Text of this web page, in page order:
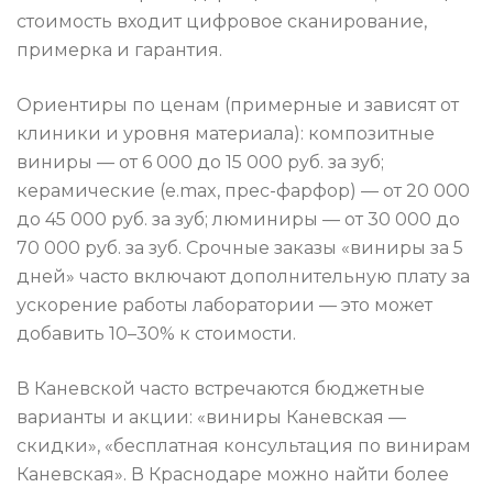
стоимость входит цифровое сканирование,
примерка и гарантия.
Ориентиры по ценам (примерные и зависят от
клиники и уровня материала): композитные
виниры — от 6 000 до 15 000 руб. за зуб;
керамические (e.max, прес-фарфор) — от 20 000
до 45 000 руб. за зуб; люминиры — от 30 000 до
70 000 руб. за зуб. Срочные заказы «виниры за 5
дней» часто включают дополнительную плату за
ускорение работы лаборатории — это может
добавить 10–30% к стоимости.
В Каневской часто встречаются бюджетные
варианты и акции: «виниры Каневская —
скидки», «бесплатная консультация по винирам
Каневская». В Краснодаре можно найти более